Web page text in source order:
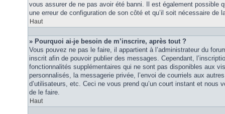
vous assurer de ne pas avoir été banni. Il est également possible
une erreur de configuration de son côté et qu’il soit nécessaire de
Haut
» Pourquoi ai-je besoin de m’inscrire, après tout ?
Vous pouvez ne pas le faire, il appartient à l’administrateur du
inscrit afin de pouvoir publier des messages. Cependant,
fonctionnalités supplémentaires qui ne sont pas disponibles aux
personnalisés, la messagerie privée, l’envoi de courriels aux
d’utilisateurs, etc. Ceci ne vous prend qu’un court instant et nous
de le faire.
Haut